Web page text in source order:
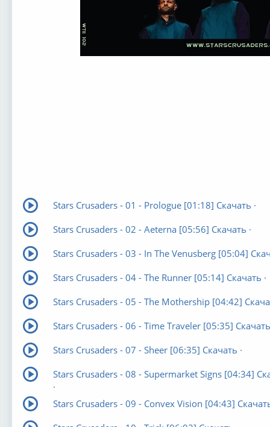
Stars Crusaders - 01 - Prologue [01:18] Скачать ·
Stars Crusaders - 02 - Aeterna [05:56] Скачать ·
Stars Crusaders - 03 - In The Venusberg [05:04]
Stars Crusaders - 04 - The Runner [05:14] Скачать ·
Stars Crusaders - 05 - The Mothership [04:42]
Stars Crusaders - 06 - Time Traveler [05:35] Скачать
Stars Crusaders - 07 - Sheer [06:35] Скачать ·
Stars Crusaders - 08 - Supermarket Signs [04:34]
·
Stars Crusaders - 09 - Convex Vision [04:43]